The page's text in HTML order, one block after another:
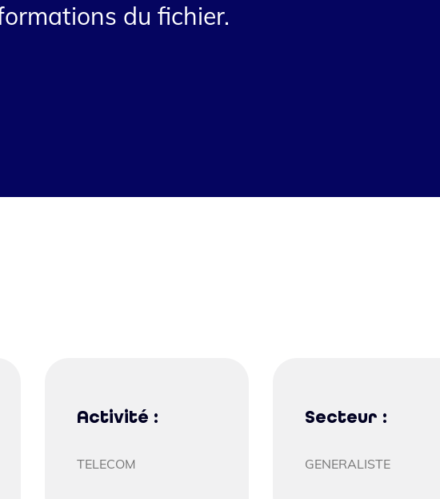
du fichier.
Activité :
TELECOM
Secteur :
GENERALISTE